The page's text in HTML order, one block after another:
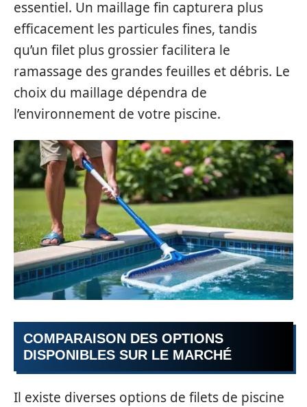
essentiel. Un maillage fin capturera plus
efficacement les particules fines, tandis
qu’un filet plus grossier facilitera le
ramassage des grandes feuilles et débris. Le
choix du maillage dépendra de
l’environnement de votre piscine.
COMPARAISON DES OPTIONS
DISPONIBLES SUR LE MARCHÉ
Il existe diverses options de filets de piscine